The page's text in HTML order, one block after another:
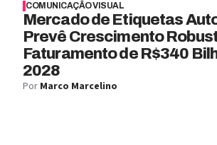
COMUNICAÇÃO VISUAL
Mercado de Etiquetas
Prevê Crescimento
Faturamento de R$340
2028
Por Marco Marcelino